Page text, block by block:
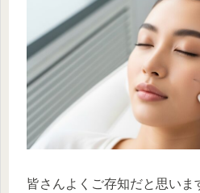
皆さんよくご存知だと思いま